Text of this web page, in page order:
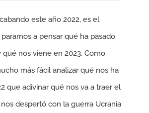
este año 2022, es el
a pensar qué ha pasado
qué nos viene en 2023. Como
más fácil analizar qué nos ha
que adivinar qué nos va a traer el
nos despertó con la guerra Ucrania